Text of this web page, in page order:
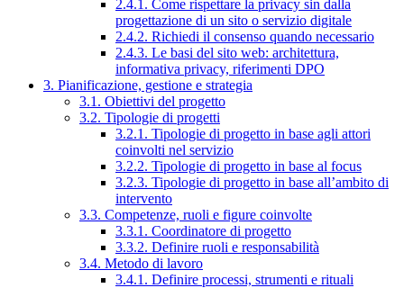
2.4.1. Come rispettare la privacy sin dalla
progettazione di un sito o servizio digitale
2.4.2. Richiedi il consenso quando necessario
2.4.3. Le basi del sito web: architettura,
informativa privacy, riferimenti DPO
3. Pianificazione, gestione e strategia
3.1. Obiettivi del progetto
3.2. Tipologie di progetti
3.2.1. Tipologie di progetto in base agli attori
coinvolti nel servizio
3.2.2. Tipologie di progetto in base al focus
3.2.3. Tipologie di progetto in base all’ambito di
intervento
3.3. Competenze, ruoli e figure coinvolte
3.3.1. Coordinatore di progetto
3.3.2. Definire ruoli e responsabilità
3.4. Metodo di lavoro
3.4.1. Definire processi, strumenti e rituali